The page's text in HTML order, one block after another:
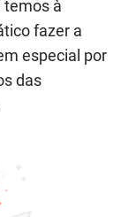
temos à
fazer a
especial por
das